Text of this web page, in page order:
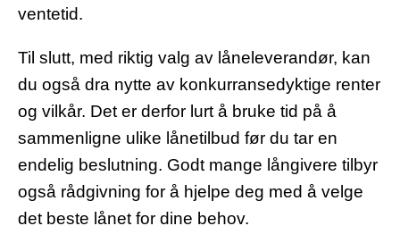
ventetid.
Til slutt, med riktig valg av låneleverandør, kan
du også dra nytte av konkurransedyktige renter
og vilkår. Det er derfor lurt å bruke tid på å
sammenligne ulike lånetilbud før du tar en
endelig beslutning. Godt mange långivere tilbyr
også rådgivning for å hjelpe deg med å velge
det beste lånet for dine behov.